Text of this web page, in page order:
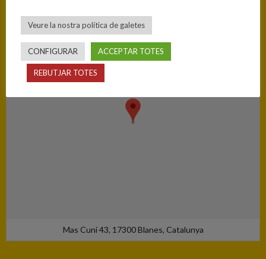
Blanes - Ciutat Esportiva Blanes
Mas Cuní 43, 17300 Blanes, Catalunya
Veure la nostra política de galetes
CONFIGURAR ACCEPTAR TOTES
REBUTJAR TOTES